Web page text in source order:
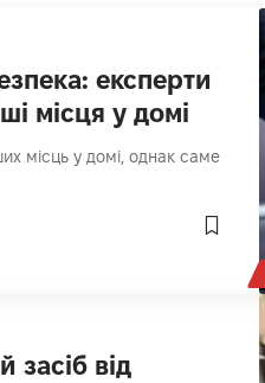
експерти
місця у домі
місць у домі, однак саме
засіб від